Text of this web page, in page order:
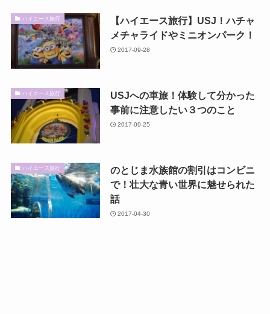
ハイエース旅行
【ハイエース旅行】USJ！ハチャ
メチャライドやミニオンパーク！
2017-09-28
ハイエース旅行
USJへの車旅！体験して分かった
事前に注意したい３つのこと
2017-09-25
ハイエース旅行
のとじま水族館の割引はコンビニ
で！壮大な青い世界に魅せられた
話
2017-04-30